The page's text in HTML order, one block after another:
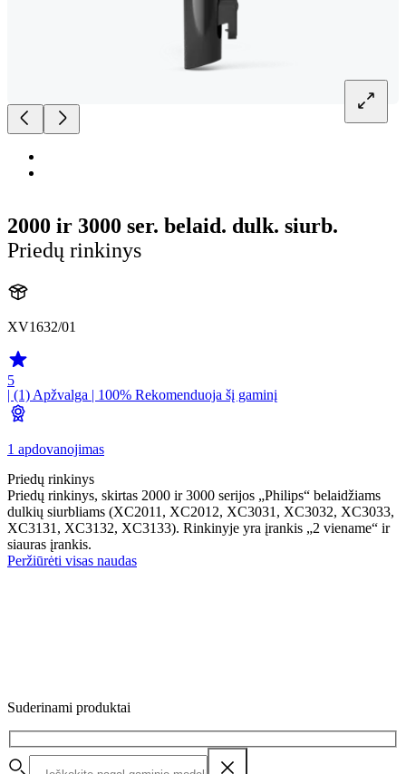
2000 ir 3000 ser. belaid. dulk. siurb.
Priedų rinkinys
XV1632/01
5
| (1) Apžvalga | 100% Rekomenduoja šį gaminį
1 apdovanojimas
Priedų rinkinys
Priedų rinkinys, skirtas 2000 ir 3000 serijos „Philips“ belaidžiams
dulkių siurbliams (XC2011, XC2012, XC3031, XC3032, XC3033,
XC3131, XC3132, XC3133). Rinkinyje yra įrankis „2 viename“ ir
siauras įrankis.
Peržiūrėti visas naudas
Suderinami produktai